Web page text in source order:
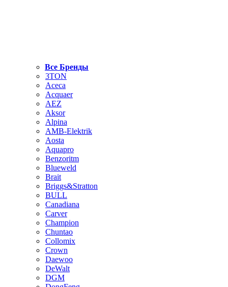
Все Бренды
3TON
Aceca
Acquaer
AEZ
Aksor
Alpina
AMB-Elektrik
Aosta
Aquapro
Benzoritm
Blueweld
Brait
Briggs&Stratton
BULL
Canadiana
Carver
Champion
Chuntao
Collomix
Crown
Daewoo
DeWalt
DGM